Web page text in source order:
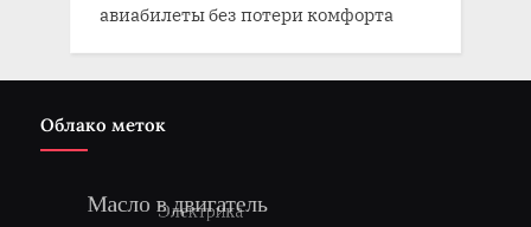
авиабилеты без потери комфорта
Облако меток